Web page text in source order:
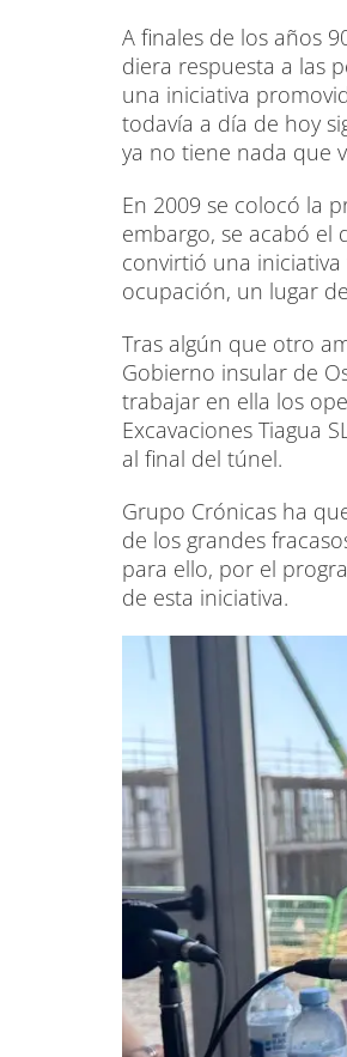
A finales de los años
diera respuesta a las
una iniciativa
todavía a día de hoy
ya no tiene nada que
En 2009 se colocó la
embargo, se acabó
convirtió una
ocupación, un lugar
Tras algún que otro
Gobierno insular de
trabajar en ella los
Excavaciones Tiagua
al final del túnel.
Grupo Crónicas ha
de los grandes
para ello, por el
de esta iniciativa.